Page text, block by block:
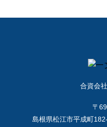
合資会
〒
島根県松江市平成町